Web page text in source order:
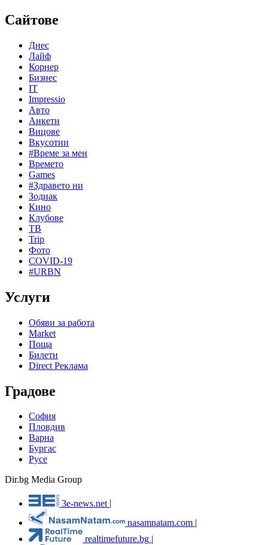
Сайтове
Днес
Лайф
Корнер
Бизнес
IT
Impressio
Авто
Анкети
Вицове
Вкусотии
#Време за мен
Времето
Games
#Здравето ни
Зодиак
Кино
Клубове
ТВ
Trip
Фото
COVID-19
#URBN
Услуги
Обяви за работа
Market
Поща
Билети
Direct Реклама
Градове
София
Пловдив
Варна
Бургас
Русе
Dir.bg Media Group
3e-news.net
nasamnatam.com |
realtimefuture.bg |